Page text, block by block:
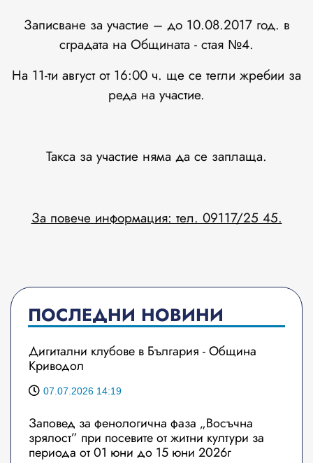
Записване за участие – до 10.08.2017 год. в
сградата на Общината - стая №4.
На 11-ти август от 16:00 ч. ще се тегли жребии за
реда на участие.
Такса за участие няма да се заплаща.
За повече информация: тел. 09117/25 45.
ПОСЛЕДНИ НОВИНИ
Дигитални клубове в България - Община
Криводол
07.07.2026 14:19
Заповед за фенологична фаза „Восъчна
зрялост” при посевите от житни култури за
периода от 01 юни до 15 юни 2026г